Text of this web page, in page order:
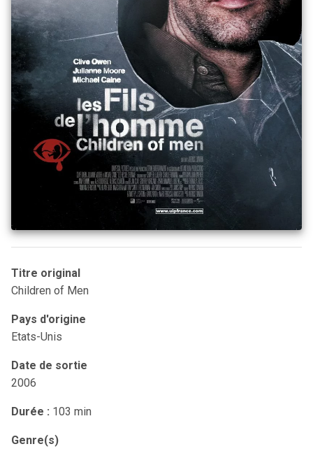
Titre original
Children of Men
Pays d'origine
Etats-Unis
Date de sortie
2006
Durée : 103 min
Genre(s)